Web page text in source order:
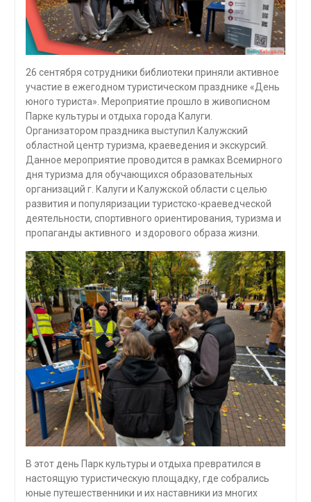
26 сентября сотрудники библиотеки приняли активное
участие в ежегодном туристическом празднике «День
юного туриста». Мероприятие прошло в живописном
Парке культуры и отдыха города Калуги.
Организатором праздника выступил Калужский
областной центр туризма, краеведения и экскурсий.
Данное мероприятие проводится в рамках Всемирного
дня туризма для обучающихся образовательных
организаций г. Калуги и Калужской области с целью
развития и популяризации туристско-краеведческой
деятельности, спортивного ориентирования, туризма и
пропаганды активного и здорового образа жизни.
В этот день Парк культуры и отдыха превратился в
настоящую туристическую площадку, где собрались
юные путешественники и их наставники из многих